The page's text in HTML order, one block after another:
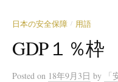
プ
日本の安全保障 / 用語
GDP１％枠
Posted on 18年9月3日 by